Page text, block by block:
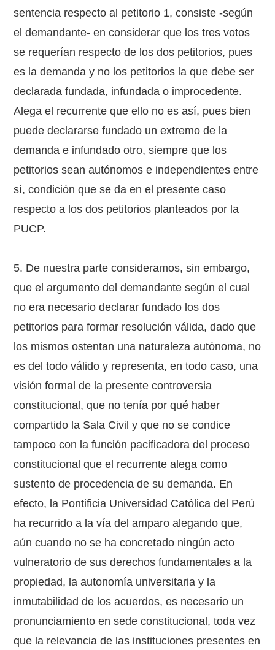
sentencia respecto al petitorio 1, consiste -según
el demandante- en considerar que los tres votos
se requerían respecto de los dos petitorios, pues
es la demanda y no los petitorios la que debe ser
declarada fundada, infundada o improcedente.
Alega el recurrente que ello no es así, pues bien
puede declararse fundado un extremo de la
demanda e infundado otro, siempre que los
petitorios sean autónomos e independientes entre
sí, condición que se da en el presente caso
respecto a los dos petitorios planteados por la
PUCP.
5. De nuestra parte consideramos, sin embargo,
que el argumento del demandante según el cual
no era necesario declarar fundado los dos
petitorios para formar resolución válida, dado que
los mismos ostentan una naturaleza autónoma, no
es del todo válido y representa, en todo caso, una
visión formal de la presente controversia
constitucional, que no tenía por qué haber
compartido la Sala Civil y que no se condice
tampoco con la función pacificadora del proceso
constitucional que el recurrente alega como
sustento de procedencia de su demanda. En
efecto, la Pontificia Universidad Católica del Perú
ha recurrido a la vía del amparo alegando que,
aún cuando no se ha concretado ningún acto
vulneratorio de sus derechos fundamentales a la
propiedad, la autonomía universitaria y la
inmutabilidad de los acuerdos, es necesario un
pronunciamiento en sede constitucional, toda vez
que la relevancia de las instituciones presentes en